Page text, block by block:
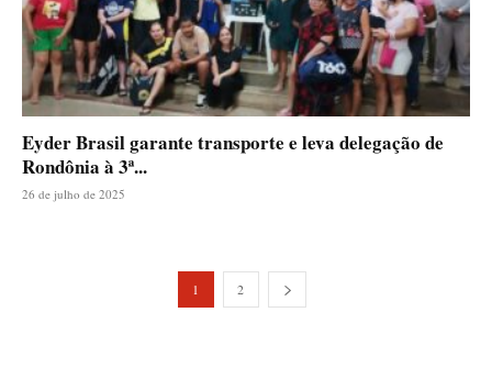
Eyder Brasil garante transporte e leva delegação de
Rondônia à 3ª...
26 de julho de 2025
1 2